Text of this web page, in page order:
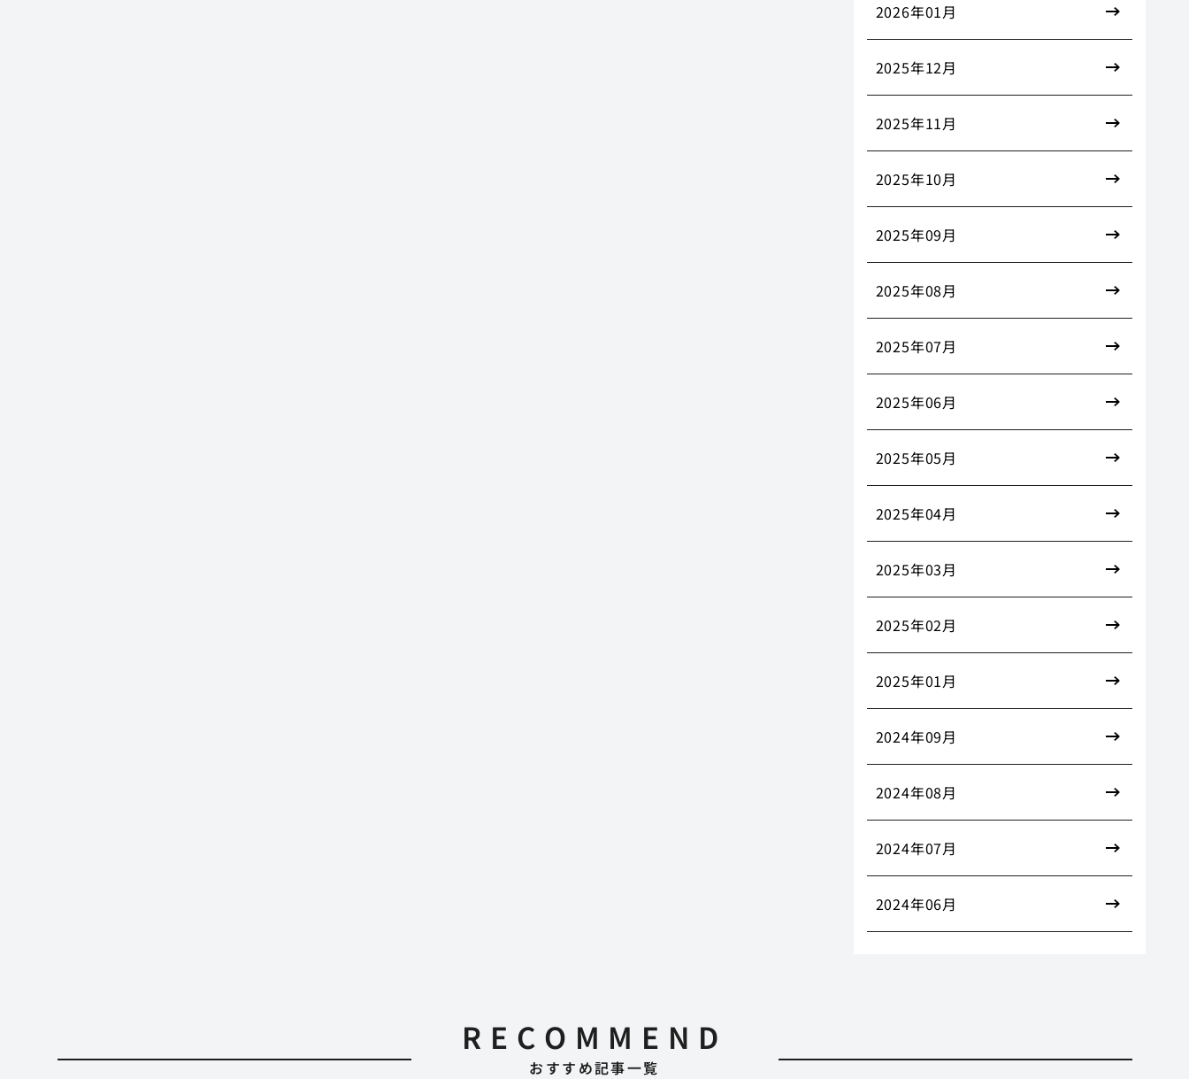
RECOMMEND
おすすめ記事一覧
2026年01月
2025年12月
2025年11月
2025年10月
2025年09月
2025年08月
2025年07月
2025年06月
2025年05月
2025年04月
2025年03月
2025年02月
2025年01月
2024年09月
2024年08月
2024年07月
2024年06月